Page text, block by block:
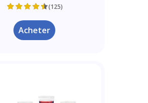
(125)
Acheter